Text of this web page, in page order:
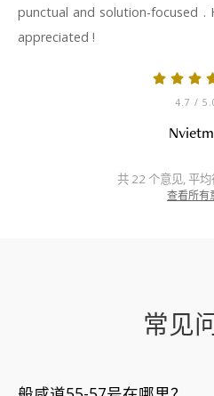
punctual and solution-focused .
appreciated !
4.7 /
共 22 个意见, 平
查看所有
常见